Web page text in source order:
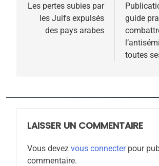
de
l’article
Les pertes subies par
les Juifs expulsés
des pays arabes
guide
toutes
LAISSER UN COMMENTAIRE
Vous devez vous connecterpour
commentaire.
2025, l’année
rapport d’ADL
FRANCE ISRAÉL
6